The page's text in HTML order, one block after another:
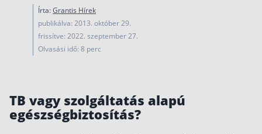
Önkéntes Nyugdíjpénztárak hozamai
Nyugdíjbiztosítás
Önkéntes nyugdíjpénztár vagy
Nyugdíjbiztosítás adókedvezmény és adójóváírás
Írta:Grantis Hírek
publikálva: 2013. október 29.
frissítve: 2022. szeptember 27.
Olvasási idő: 8 perc
TB vagy szolgáltatás alapú
egészségbiztosítás?